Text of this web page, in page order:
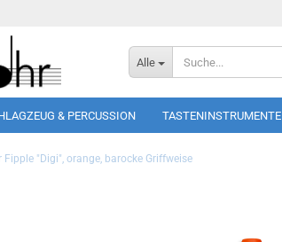
Alle
& PERCUSSION TASTENINSTRUMENTE
Fipple "Digi", orange, barocke Griffweise